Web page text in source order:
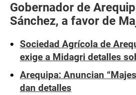
Gobernador de
Sánchez, a favor de
Sociedad Agrícola de
exige a Midagri detalles
Arequipa: Anuncian
dan detalles